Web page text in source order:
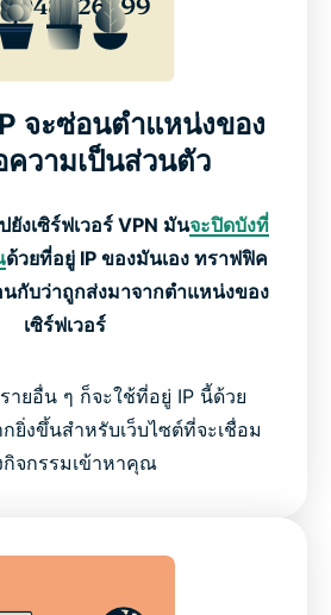
จะซ่อนตำแหน่งของ
วามเป็นส่วนตัว
งเซิร์ฟเวอร์ VPN มันจะปิดบังที่
ด้วยที่อยู่ IP ของมันเอง ทราฟฟิค
กับว่าถูกส่งมาจากตำแหน่งของ
เซิร์ฟเวอร์
ายอื่น ๆ ก็จะใช้ที่อยู่ IP นี้ด้วย
กยิ่งขึ้นสำหรับเว็บไซต์ที่จะเชื่อม
กิจกรรมเข้าหาคุณ